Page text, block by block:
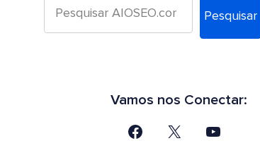
Pesquisar
Vamos nos Conectar: